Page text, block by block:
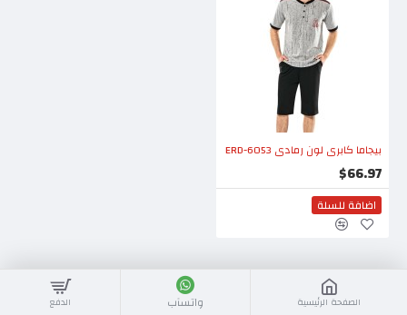
بيجاما كابري لون رمادي ERD-6053
$66.97
اضافة للسلة
الصفحة الرئيسية واتسآب الدفع